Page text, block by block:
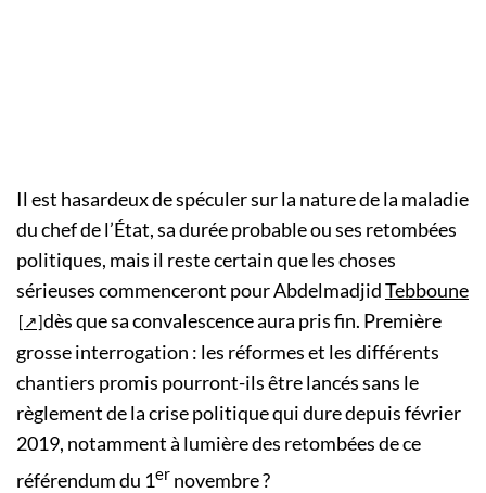
Il est hasardeux de spéculer sur la nature de la maladie
du chef de l’État, sa durée probable ou ses retombées
politiques, mais il reste certain que les choses
sérieuses commenceront pour AbdelmadjidTebboune
dès que sa convalescence aura pris fin. Première
grosse interrogation : les réformes et les différents
chantiers promis pourront-ils être lancés sans le
règlement de la crise politique qui dure depuis février
2019, notamment à lumière des retombées de ce
référendum du 1er novembre ?